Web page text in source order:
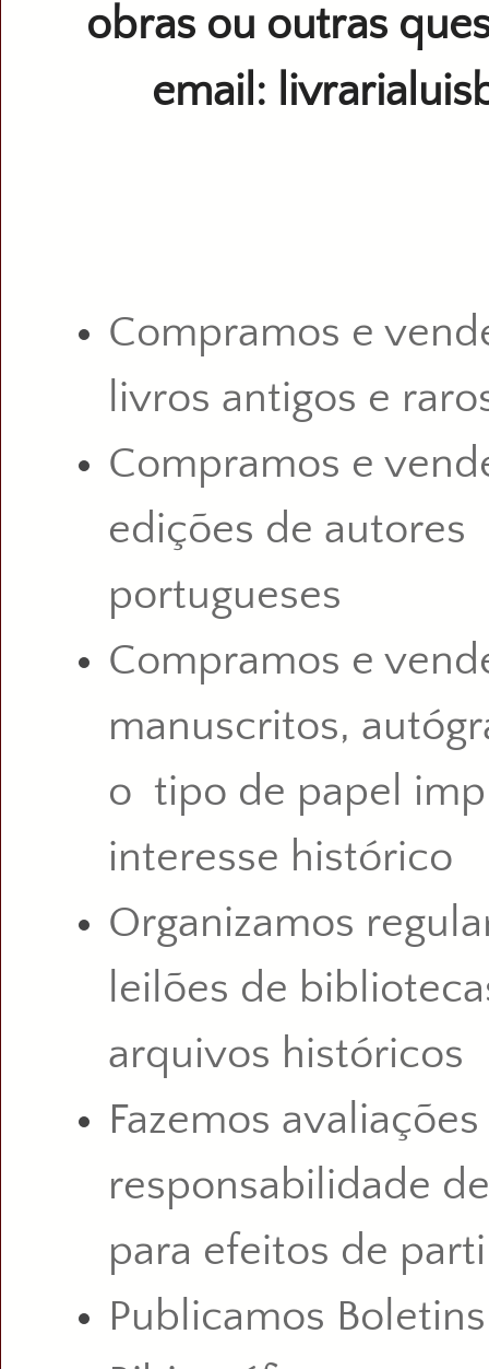
obras ou outras
email:
Compramos e
livros antigos e
Compramos e
edições de autores
portugueses
Compramos e
manuscritos,
o tipo de papel
interesse histórico
Organizamos
leilões de
arquivos históricos
Fazemos
responsabilidade
para efeitos de
Publicamos Boletins